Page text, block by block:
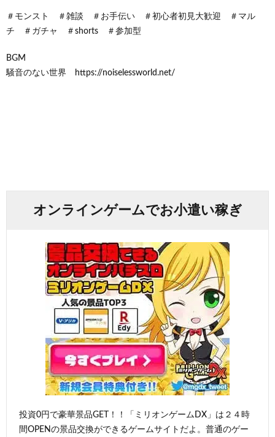
＃モンスト ＃雑談 ＃お手伝い ＃初心者初見大歓迎 ＃マル
チ ＃ガチャ ＃shorts ＃参加型
BGM
騒音のない世界 https://noiselessworld.net/
オンラインゲームでお小遣い稼ぎ
投資0円で豪華景品GET！！「ミリオンゲームDX」は２４時
間OPENの景品交換ができるゲームサイトだよ。普通のゲー